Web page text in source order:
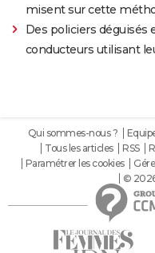
misent sur cette
Des policiers déguisés
conducteurs utilisant
Qui sommes-nous ?
Tous les articles
RSS
Paramétrer les cookies
©